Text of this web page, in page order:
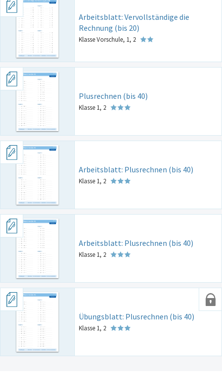
Arbeitsblatt: Vervollständige die
Rechnung (bis 20)
Klasse Vorschule, 1, 2
Plusrechnen (bis 40)
Klasse 1, 2
Arbeitsblatt: Plusrechnen (bis 40)
Klasse 1, 2
Arbeitsblatt: Plusrechnen (bis 40)
Klasse 1, 2
Übungsblatt: Plusrechnen (bis 40)
Klasse 1, 2